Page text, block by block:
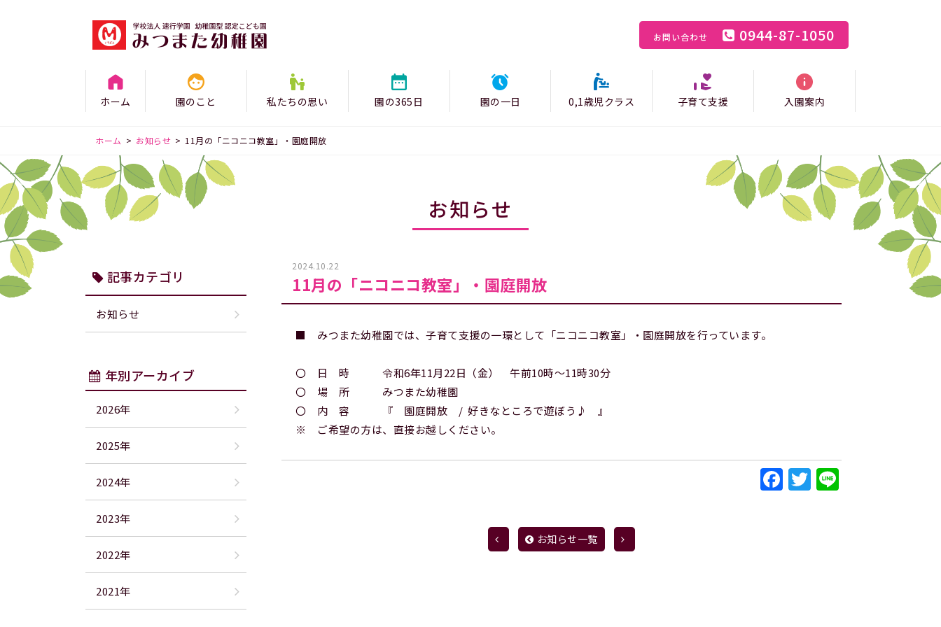
お問い合わせ 0944-87-1050
ホーム 園のこと 私たちの思い 園の365日 園の一日 0,1歳児クラス 子育て支援 入園案内
ホーム > お知らせ > 11月の「ニコニコ教室」・園庭開放
お知らせ
記事カテゴリ
お知らせ
年別アーカイブ
2026年
2025年
2024年
2023年
2022年
2021年
2024.10.22
11月の「ニコニコ教室」・園庭開放
■ みつまた幼稚園では、子育て支援の一環として「ニコニコ教室」・園庭開放を行っています。
〇 日 時 令和6年11月22日（金） 午前10時～11時30分
〇 場 所 みつまた幼稚園
〇 内 容 『 園庭開放 / 好きなところで遊ぼう♪ 』
※ ご希望の方は、直接お越しください。
Facebook
Twitter
お知らせ一覧